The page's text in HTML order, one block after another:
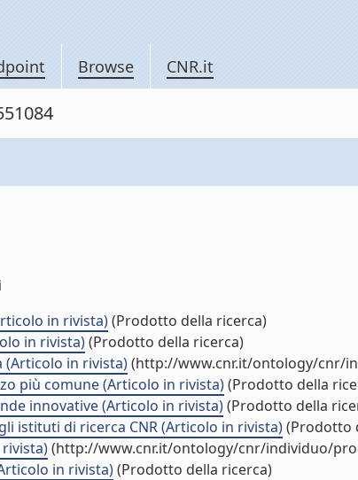
Browse CNR.it
in rivista)(Prodotto della ricerca)
in rivista)(Prodotto della ricerca)
(Articolo in rivista)(http://www.cnr.it/ontology/cnr/
più comune (Articolo in rivista)(Prodotto della
innovative (Articolo in rivista)(Prodotto della
istituti di ricerca CNR (Articolo in rivista)(Prodotto
rivista)(http://www.cnr.it/ontology/cnr/individuo/
in rivista)(Prodotto della ricerca)